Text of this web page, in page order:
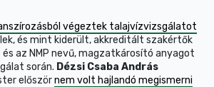
végeztek talajvízvizsgálatot
és mint kiderült, akkreditált szakértők
az NMP nevű, magzatkárosító anyagot
során. Dézsi Csaba András
előszörnem volt hajlandó megismerni